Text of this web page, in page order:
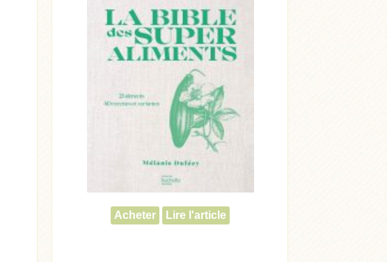
Acheter Lire l'article